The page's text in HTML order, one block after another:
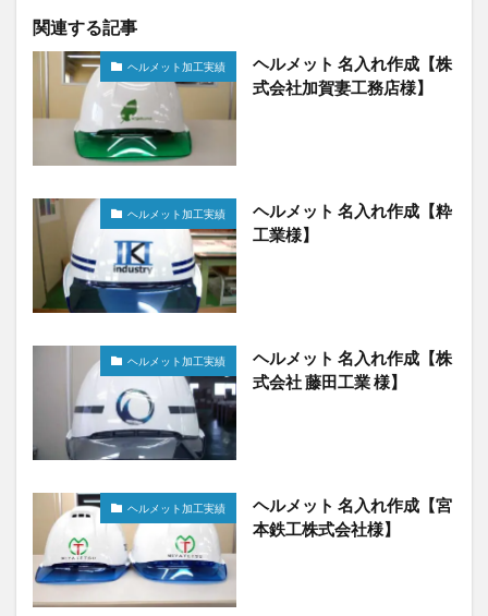
関連する記事
ヘルメット加工実績
ヘルメット 名入れ作成【株
式会社加賀妻工務店様】
ヘルメット加工実績
ヘルメット 名入れ作成【粋
工業様】
ヘルメット加工実績
ヘルメット 名入れ作成【株
式会社 藤田工業 様】
ヘルメット加工実績
ヘルメット 名入れ作成【宮
本鉄工株式会社様】